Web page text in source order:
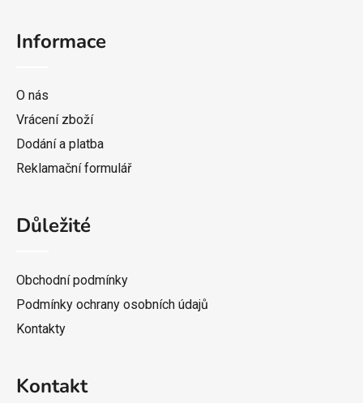
Informace
O nás
Vrácení zboží
Dodání a platba
Reklamační formulář
Důležité
Obchodní podmínky
Podmínky ochrany osobních údajů
Kontakty
Kontakt